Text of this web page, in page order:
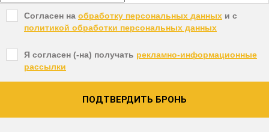
Согласен на обработку персональных данных и c
политикой обработки персональных данных
Я согласен (-на) получать рекламно-информационные
рассылки
ПОДТВЕРДИТЬ БРОНЬ